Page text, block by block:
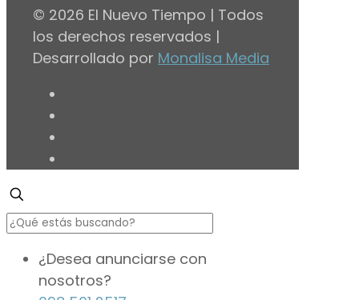
© 2026 El Nuevo Tiempo | Todos
los derechos reservados |
Desarrollado por Monalisa Media
¿Desea anunciarse con
nosotros?